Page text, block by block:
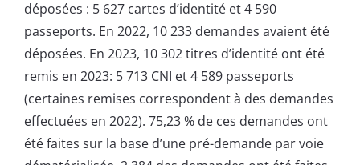
déposées : 5 627 cartes d’identité et 4 590
passeports. En 2022, 10 233 demandes avaient été
déposées. En 2023, 10 302 titres d’identité ont été
remis en 2023: 5 713 CNI et 4 589 passeports
(certaines remises correspondent à des demandes
effectuées en 2022). 75,23 % de ces demandes ont
été faites sur la base d’une pré-demande par voie